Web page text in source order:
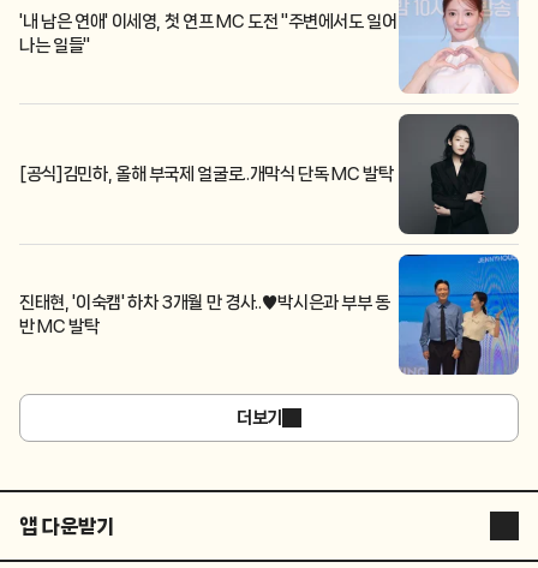
'내 남은 연애' 이세영, 첫 연프 MC 도전 "주변에서도 일어
나는 일들"
[공식]김민하, 올해 부국제 얼굴로..개막식 단독 MC 발탁
진태현, '이숙캠' 하차 3개월 만 경사..♥박시은과 부부 동
반 MC 발탁
더보기
앱 다운받기